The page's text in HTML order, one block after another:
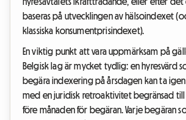
baseras på utvecklingen av hälsoindexet
klassiska konsumentprisindexet).
En viktig punkt att vara uppmärksam på
Belgisk lag är mycket tydlig: en hyresvärd
begära indexering på årsdagen kan ta
med en juridisk retroaktivitet begränsad till
före månaden för begäran. Varje begäran